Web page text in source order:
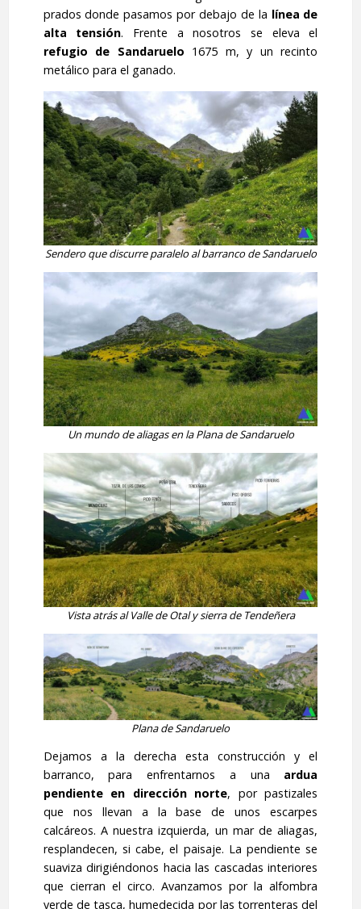
prados donde pasamos por debajo de la línea de
alta tensión. Frente a nosotros se eleva el
refugio de Sandaruelo 1675 m, y un recinto
metálico para el ganado.
Sendero que discurre paralelo al barranco de Sandaruelo
Un mundo de aliagas en la Plana de Sandaruelo
Vista atrás al Valle de Otal y sierra de Tendeñera
Plana de Sandaruelo
Dejamos a la derecha esta construcción y el
barranco, para enfrentarnos a una ardua
pendiente en dirección norte, por pastizales
que nos llevan a la base de unos escarpes
calcáreos. A nuestra izquierda, un mar de aliagas,
resplandecen, si cabe, el paisaje. La pendiente se
suaviza dirigiéndonos hacia las cascadas interiores
que cierran el circo. Avanzamos por la alfombra
verde de tasca, humedecida por las torrenteras del